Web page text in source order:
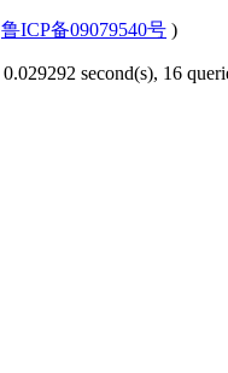
鲁ICP备09079540号 )
0.029292 second(s), 16